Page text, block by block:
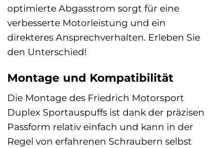
optimierte Abgasstrom sorgt für eine
verbesserte Motorleistung und ein
direkteres Ansprechverhalten. Erleben Sie
den Unterschied!
Montage und Kompatibilität
Die Montage des Friedrich Motorsport
Duplex Sportauspuffs ist dank der präzisen
Passform relativ einfach und kann in der
Regel von erfahrenen Schraubern selbst